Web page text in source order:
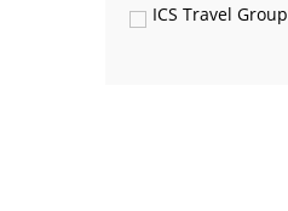
ICS Travel Group